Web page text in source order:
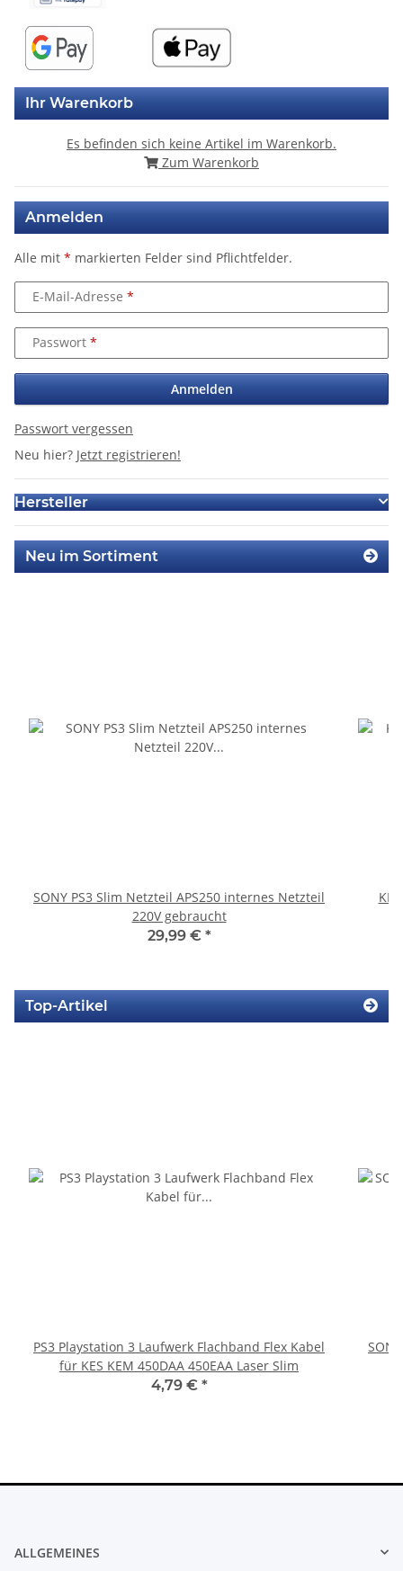
Ihr Warenkorb
Es befinden sich keine Artikel im Warenkorb.
Zum Warenkorb
Anmelden
Alle mit * markierten Felder sind Pflichtfelder.
E-Mail-Adresse
Passwort
Anmelden
Passwort vergessen
Neu hier? Jetzt registrieren!
Hersteller
Neu im Sortiment
SONY PS3 Slim Netzteil APS250 internes Netzteil
220V gebraucht
29,99 € *
Top-Artikel
PS3 Playstation 3 Laufwerk Flachband Flex Kabel
für KES KEM 450DAA 450EAA Laser Slim
4,79 € *
ALLGEMEINES